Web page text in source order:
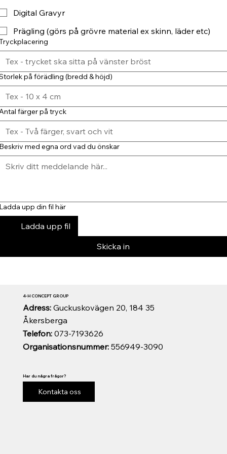
Digital Gravyr
Prägling (görs på grövre material ex skinn, läder etc)
på förädling (bredd & höjd)
färger på tryck
med egna ord vad du önskar
upp din fil här
Ladda upp fil
Skicka in
Organisationsnummer:556949-3090
Telefon:073-7193626
Adress: Guckuskovägen 20, 184 35
Åkersberga
4-H CONCEPT GROUP
Har du några frågor?
Kontakta oss